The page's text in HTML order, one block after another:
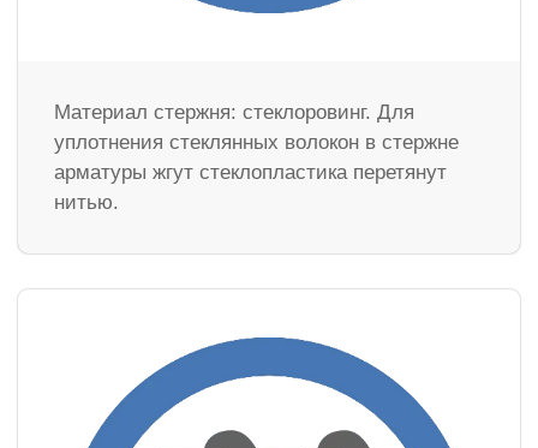
Материал стержня: стеклоровинг. Для
уплотнения стеклянных волокон в стержне
арматуры жгут стеклопластика перетянут
нитью.